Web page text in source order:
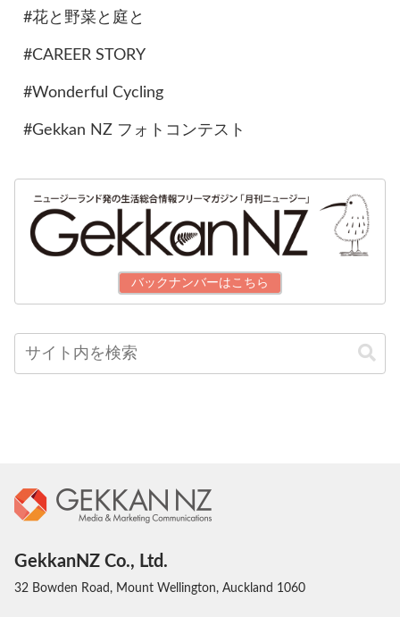
#花と野菜と庭と
#CAREER STORY
#Wonderful Cycling
#Gekkan NZ フォトコンテスト
バックナンバーはこちら
GekkanNZ Co., Ltd.
32 Bowden Road, Mount Wellington, Auckland 1060